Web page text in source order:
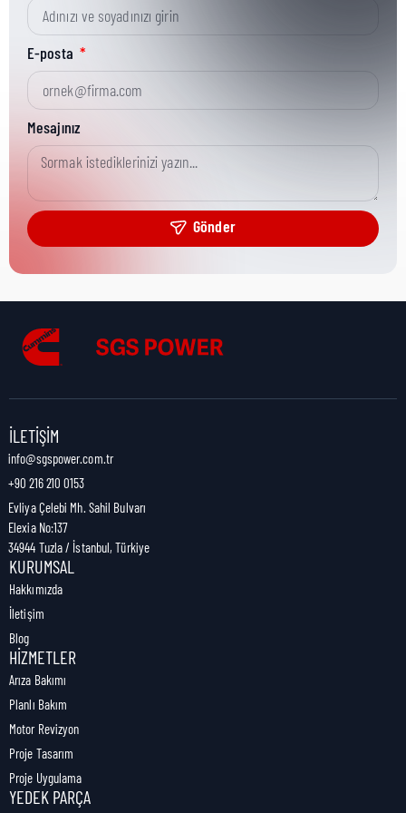
Kısa Parça No:
Ürün Grubu:
Ürün Kategorisi:
Nakliye Yüksekliği:
Nakliye Uzunluğu:
Nakliye Ağırlığı:
E-posta
Mesajınız
Gönder
İLETIŞIM
info@sgspower.com.tr
+90 216 210 0153
Evliya Çelebi Mh. Sahil Bulvarı
Elexia No:137
34944 Tuzla / İstanbul, Türkiye
KURUMSAL
Hakkımızda
İletişim
Blog
HIZMETLER
Arıza Bakımı
Planlı Bakım
Motor Revizyon
Proje Tasarım
Proje Uygulama
YEDEK PARÇA